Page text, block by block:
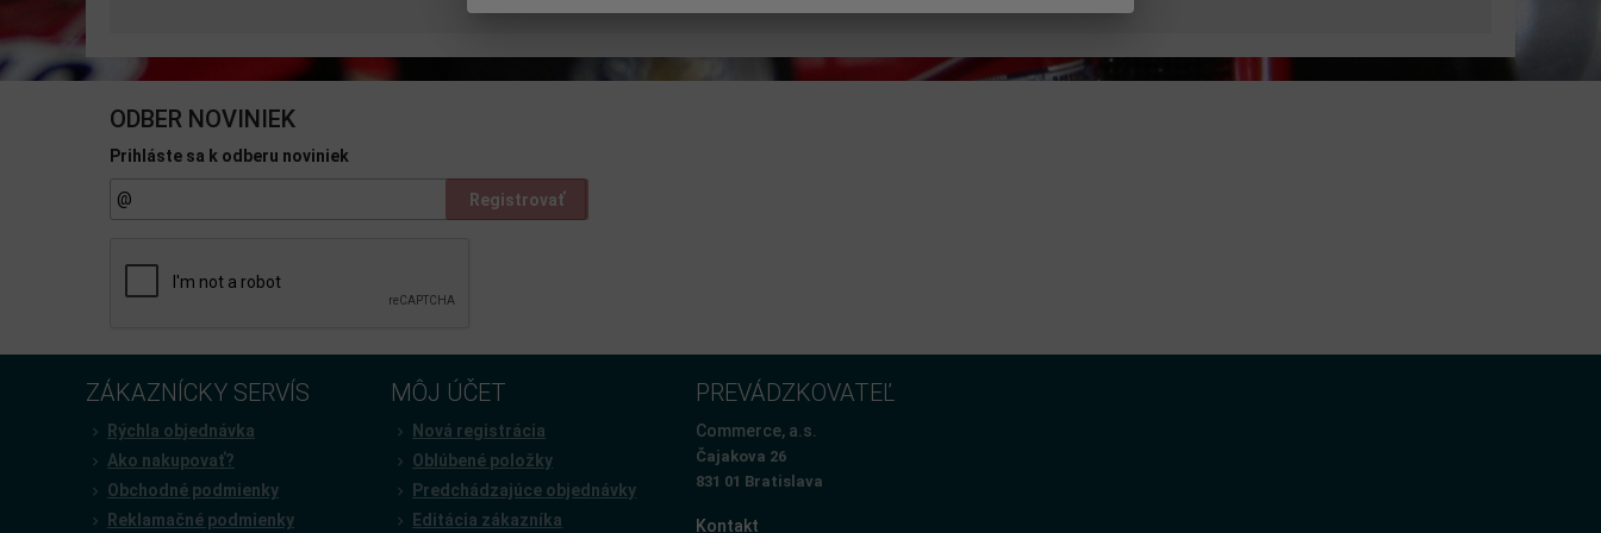
ODBER NOVINIEK
Prihláste sa k odberu noviniek
Registrovať
ZÁKAZNÍCKY SERVÍS
Rýchla objednávka
Ako nakupovať?
Obchodné podmienky
Reklamačné podmienky
MÔJ ÚČET
Nová registrácia
Oblúbené položky
Predchádzajúce objednávky
Editácia zákazníka
PREVÁDZKOVATEĽ
Commerce, a.s.
Čajakova 26
831 01 Bratislava
Kontakt